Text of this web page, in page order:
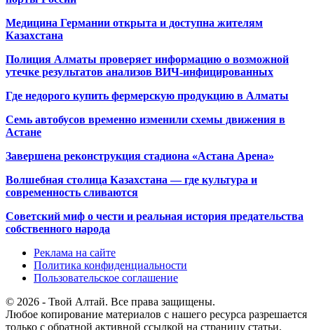
Медицина Германии открыта и доступна жителям
Казахстана
Полиция Алматы проверяет информацию о возможной
утечке результатов анализов ВИЧ-инфицированных
Где недорого купить фермерскую продукцию в Алматы
Семь автобусов временно изменили схемы движения в
Астане
Завершена реконструкция стадиона «Астана Арена»
Волшебная столица Казахстана — где культура и
современность сливаются
Советский миф о чести и реальная история предательства
собственного народа
Реклама на сайте
Политика конфиденциальности
Пользовательское соглашение
© 2026 - Твой Алтай. Все права защищены.
Любое копирование материалов с нашего ресурса разрешается
только с обратной активной ссылкой на страницу статьи.